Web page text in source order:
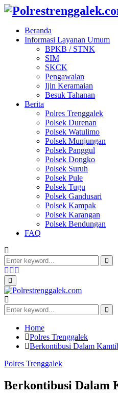
Beranda
Informasi Layanan Umum
BPKB / STNK
SIM
SKCK
Pengawalan
Ijin Keramaian
Besuk Tahanan
Berita
Polres Trenggalek
Polsek Durenan
Polsek Watulimo
Polsek Munjungan
Polsek Panggul
Polsek Dongko
Polsek Suruh
Polsek Pule
Polsek Tugu
Polsek Gandusari
Polsek Kampak
Polsek Karangan
Polsek Bendungan
FAQ
Search
for:Facebook
Twitter
Primary
Menu
Search
for:
Home
Polres Trenggalek
Berkontibusi Dalam
Polres Trenggalek
Berkontibusi Dalam